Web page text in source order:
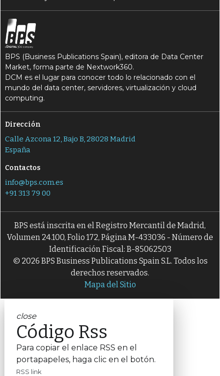
BPS (Business Publications Spain), editora de Data Center
Market, forma parte de Nextwork360.
DCM es el lugar para conocer todo lo relacionado con el
mundo del data center, servidores, virtualización y cloud
computing.
Dirección
Calle Azcona 12, Bajo B, 28028 Madrid
España
Contactos
info@bps.com.es
+91 313 79 00
BPS está inscrita en el Registro Mercantil de Madrid,
Volumen 24.100, Folio 172, Página M-433036 - Número de
Identificación Fiscal: B-85062503
© 2026 BPS Business Publications Spain S.L. Todos los
derechos reservados.
Mapa del Sitio
close
Código Rss
Para copiar el enlace RSS en el
portapapeles, haga clic en el botón.
RSS link